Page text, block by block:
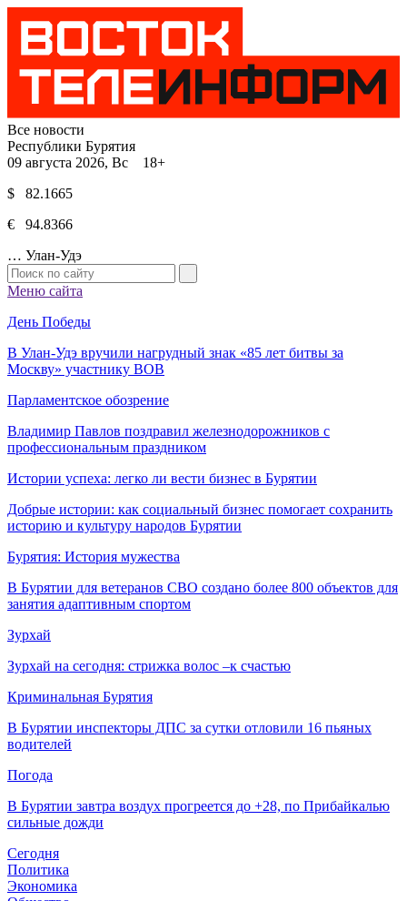
Все новости
Республики Бурятия
09 августа 2026, Вс 18+
$ 82.1665
€ 94.8366
… Улан-Удэ
Меню сайта
День Победы
В Улан-Удэ вручили нагрудный знак «85 лет битвы за
Москву» участнику ВОВ
Парламентское обозрение
Владимир Павлов поздравил железнодорожников с
профессиональным праздником
Истории успеха: легко ли вести бизнес в Бурятии
Добрые истории: как социальный бизнес помогает сохранить
историю и культуру народов Бурятии
Бурятия: История мужества
В Бурятии для ветеранов СВО создано более 800 объектов для
занятия адаптивным спортом
Зурхай
Зурхай на сегодня: стрижка волос –к счастью
Криминальная Бурятия
В Бурятии инспекторы ДПС за сутки отловили 16 пьяных
водителей
Погода
В Бурятии завтра воздух прогреется до +28, по Прибайкалью
сильные дожди
Сегодня
Политика
Экономика